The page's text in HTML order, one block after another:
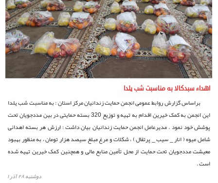
اهداء سبدکالا به مناسبت شب یلدا
براساس گزارش روابط عمومی انجمن حمایت زندانیان مرکز استان : به مناسبت شب یلدا
این انجمن به کمک خیرین اقدام به تهیه و توزیع 320 بسته حمایتی در بین مددجویان تحت
پوشش خود نمود . مدیرعامل انجمن حمایت زندانیان بیان داشت : ارزش هر بسته اهدائی
شامل میوه ( انار _ سیب _ پرتقال ) ، شکلات و مرغ مبلغ سیصد هزار تومان ، به منظور بهبود
معیشت مددجویان تحت حمایت از محل تأمین منابع مالی و همچنین کمک خیرین تهیه شده
است .
دوشنبه ۲۸ آذر ۱